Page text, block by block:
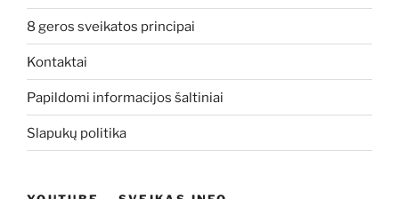
8 geros sveikatos principai
Kontaktai
Papildomi informacijos šaltiniai
Slapukų politika